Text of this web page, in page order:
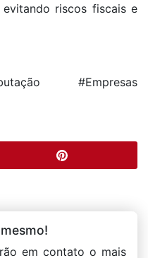
riscos fiscais e
#Empresas
em contato o mais